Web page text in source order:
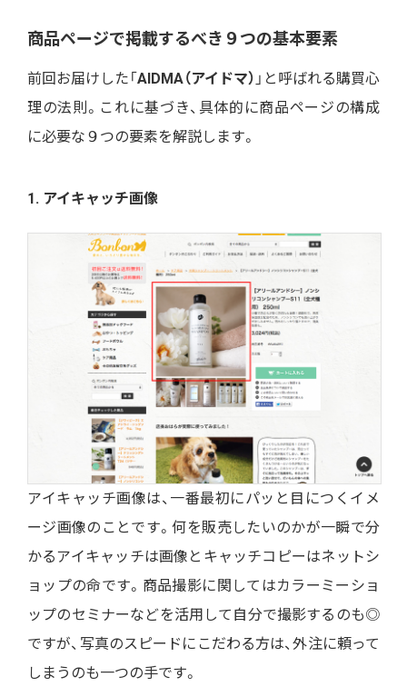
商品ページで掲載するべき９つの基本要素
前回お届けした「 AIDMA（アイドマ） 」と呼ばれる購買心
理の法則。これに基づき、具体的に商品ページの構成
に必要な９つの要素を解説します。
1. アイキャッチ画像
アイキャッチ画像は、一番最初にパッと目につくイメ
ージ画像のことです。何を販売したいのかが一瞬で分
かるアイキャッチは画像とキャッチコピーはネットシ
ョップの命です。商品撮影に関してはカラーミーショ
ップのセミナーなどを活用して自分で撮影するのも◎
ですが、写真のスピードにこだわる方は、外注に頼って
しまうのも一つの手です。